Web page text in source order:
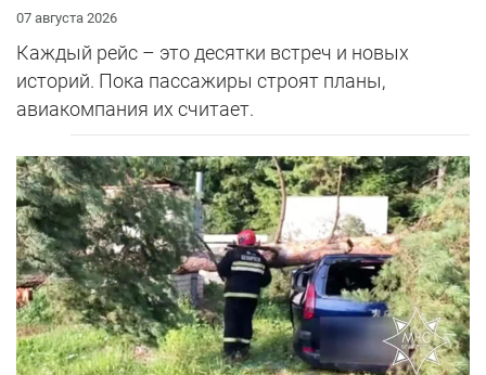
07 августа 2026
Каждый рейс – это десятки встреч и новых
историй. Пока пассажиры строят планы,
авиакомпания их считает.